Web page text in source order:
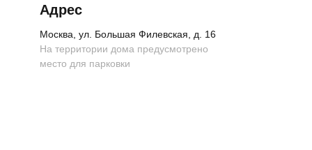
Москва, ул. Большая Филевская, д. 16
Адрес
На территории дома предусмотрено
место для парковки